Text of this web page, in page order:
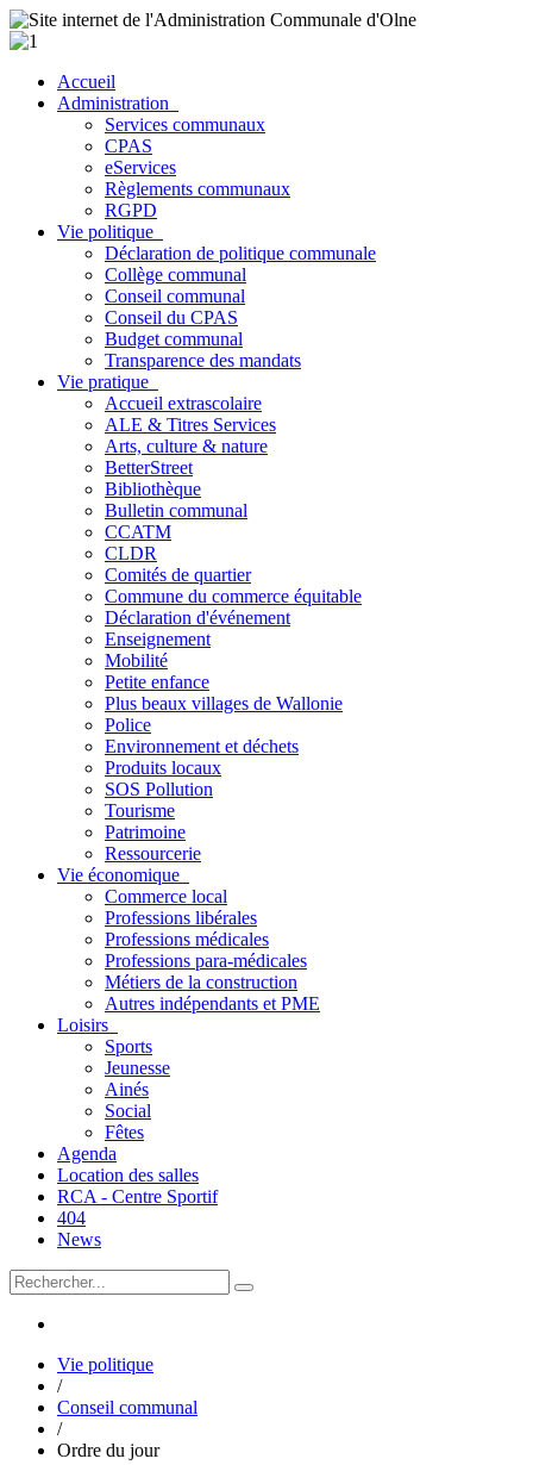
Accueil
Administration
Services communaux
CPAS
eServices
Règlements communaux
RGPD
Vie politique
Déclaration de politique communale
Collège communal
Conseil communal
Conseil du CPAS
Budget communal
Transparence des mandats
Vie pratique
Accueil extrascolaire
ALE & Titres Services
Arts, culture & nature
BetterStreet
Bibliothèque
Bulletin communal
CCATM
CLDR
Comités de quartier
Commune du commerce équitable
Déclaration d'événement
Enseignement
Mobilité
Petite enfance
Plus beaux villages de Wallonie
Police
Environnement et déchets
Produits locaux
SOS Pollution
Tourisme
Patrimoine
Ressourcerie
Vie économique
Commerce local
Professions libérales
Professions médicales
Professions para-médicales
Métiers de la construction
Autres indépendants et PME
Loisirs
Sports
Jeunesse
Ainés
Social
Fêtes
Agenda
Location des salles
RCA - Centre Sportif
404
News
Vie politique
/
Conseil communal
/
Ordre du jour